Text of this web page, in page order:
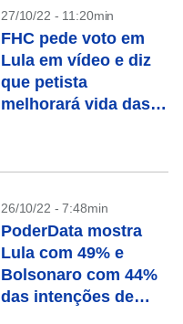
27/10/22 - 11:20min
FHC pede voto em
Lula em vídeo e diz
que petista
melhorará vida das
26/10/22 - 7:48min
PoderData mostra
Lula com 49% e
Bolsonaro com 44%
das intenções de